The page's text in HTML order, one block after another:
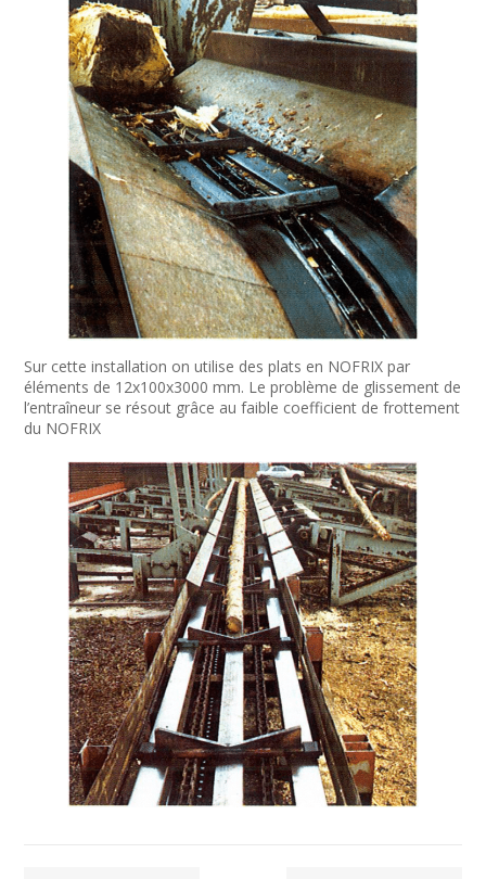
Sur cette installation on utilise des plats en NOFRIX par
éléments de 12x100x3000 mm. Le problème de glissement de
l’entraîneur se résout grâce au faible coefficient de frottement
du NOFRIX